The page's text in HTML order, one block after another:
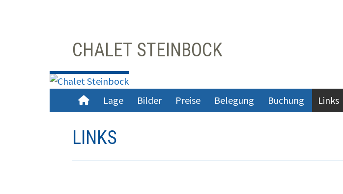
CHALET STEINBOCK
PRIMARY
MENU
Lage Bilder Preise Belegung Buchung Links
LINKS